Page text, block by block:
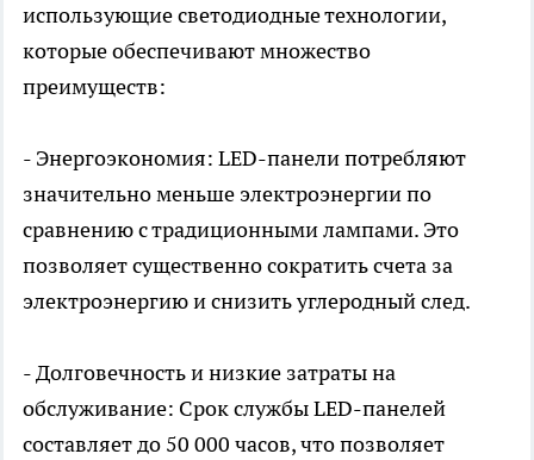
использующие светодиодные технологии,
которые обеспечивают множество
преимуществ:
- Энергоэкономия: LED-панели потребляют
значительно меньше электроэнергии по
сравнению с традиционными лампами. Это
позволяет существенно сократить счета за
электроэнергию и снизить углеродный след.
- Долговечность и низкие затраты на
обслуживание: Срок службы LED-панелей
составляет до 50 000 часов, что позволяет